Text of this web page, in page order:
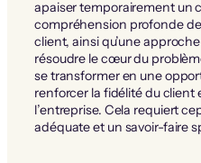
apaiser temporairement un
compréhension profonde
client, ainsi qu’une
résoudre le cœur du
se transformer en une
renforcer la fidélité du client
l’entreprise. Cela requiert
adéquate et un savoir-faire